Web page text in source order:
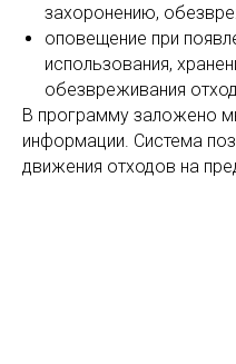
захоронению,
оповещение при
использования,
обезвреживания
В программу заложено
информации. Система
движения отходов на